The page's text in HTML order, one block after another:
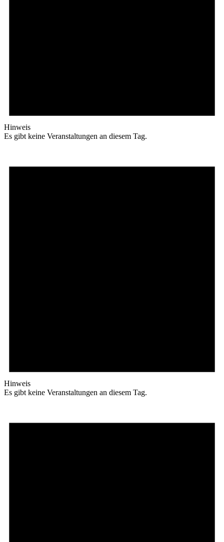
Hinweis
Es gibt keine Veranstaltungen an diesem Tag.
Hinweis
Es gibt keine Veranstaltungen an diesem Tag.